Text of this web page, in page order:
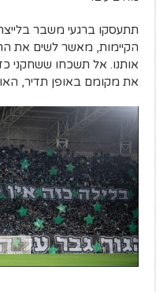
תתעסקו ברגעי משבר בלייצר
הקיימות, מאשר לשים את
אותנו. אל תשכחו ששחקני
את מקומם באופן תדיר,